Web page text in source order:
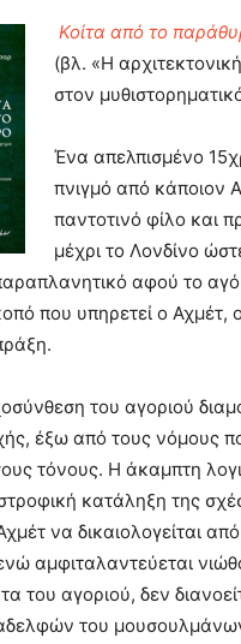
Κοίτα από το
(βλ. «Η
στον
Ένα απελπισμένο
πνιγμό από κάποιον
παντοτινό φίλο και
μέχρι το Λονδίνο
αφού το
που υπηρετεί ο Αχμέτ,
του αγοριού
έξω από τους νόμους
τόνους. Η άκαμπτη
κατάληξη της
να δικαιολογείται
αμφιταλαντεύεται
του αγοριού, δεν
του μουσουλμάνων